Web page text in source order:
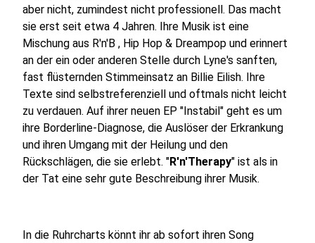
aber nicht, zumindest nicht professionell. Das macht
sie erst seit etwa 4 Jahren. Ihre Musik ist eine
Mischung aus R'n'B , Hip Hop & Dreampop und erinnert
an der ein oder anderen Stelle durch Lyne's sanften,
fast flüsternden Stimmeinsatz an Billie Eilish. Ihre
Texte sind selbstreferenziell und oftmals nicht leicht
zu verdauen. Auf ihrer neuen EP "Instabil" geht es um
ihre Borderline-Diagnose, die Auslöser der Erkrankung
und ihren Umgang mit der Heilung und den
Rückschlägen, die sie erlebt. "R'n'Therapy" ist als in
der Tat eine sehr gute Beschreibung ihrer Musik.
In die Ruhrcharts könnt ihr ab sofort ihren Song